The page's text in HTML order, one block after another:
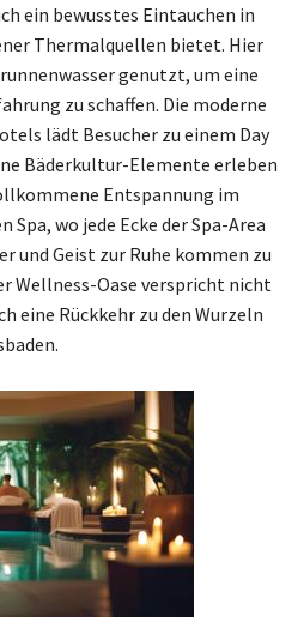
ein bewusstes Eintauchen in
Thermalquellen bietet. Hier
genutzt, um eine
zu schaffen. Die moderne
lädt Besucher zu einem Day
Bäderkultur-Elemente erleben
Entspannung im
Spa, wo jede Ecke der Spa-Area
und Geist zur Ruhe kommen zu
Wellness-Oase verspricht nicht
eine Rückkehr zu den Wurzeln